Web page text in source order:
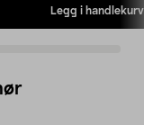
Legg i handlekurv